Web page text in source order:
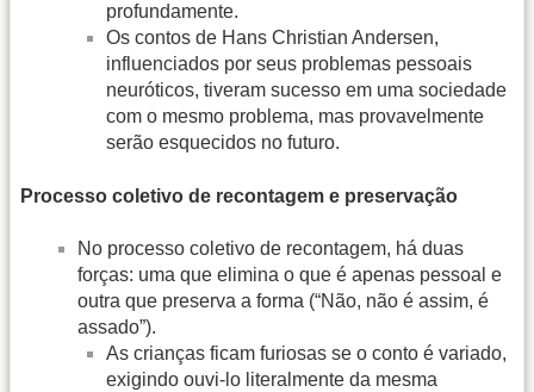
profundamente.
Os contos de Hans Christian Andersen,
influenciados por seus problemas pessoais
neuróticos, tiveram sucesso em uma sociedade
com o mesmo problema, mas provavelmente
serão esquecidos no futuro.
Processo coletivo de recontagem e preservação
No processo coletivo de recontagem, há duas
forças: uma que elimina o que é apenas pessoal e
outra que preserva a forma (“Não, não é assim, é
assado”).
As crianças ficam furiosas se o conto é variado,
exigindo ouvi-lo literalmente da mesma